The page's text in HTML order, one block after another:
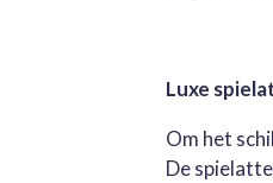
Luxe
Om het
De